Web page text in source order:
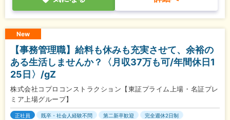
New
【事務管理職】給料も休みも充実させて、余裕の
ある生活しませんか？〈月収37万も可/年間休日1
25日〉/gZ
株式会社コプロコンストラクション【東証プライム上場・名証プレ
ミア上場グループ】
正社員 既卒・社会人経験不問 第二新卒歓迎
完全週休2日制